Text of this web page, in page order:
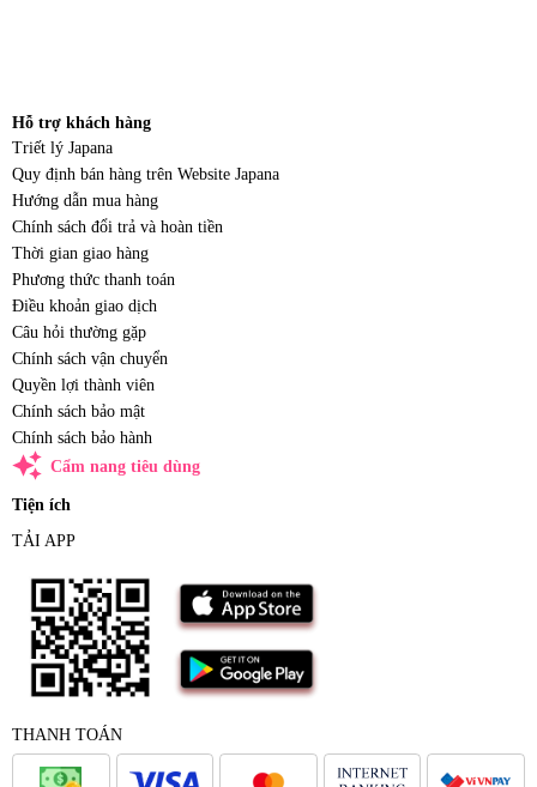
Hỗ trợ khách hàng
Triết lý Japana
Quy định bán hàng trên Website Japana
Hướng dẫn mua hàng
Chính sách đổi trả và hoàn tiền
Thời gian giao hàng
Phương thức thanh toán
Điều khoản giao dịch
Câu hỏi thường gặp
Chính sách vận chuyển
Quyền lợi thành viên
Chính sách bảo mật
Chính sách bảo hành
auto_awesome Cẩm nang tiêu dùng
Tiện ích
TẢI APP
THANH TOÁN